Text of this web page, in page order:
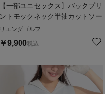
【一部ユニセックス】バックプリ
ントモックネック半袖カットソー
リエンダゴルフ
￥9,900税込